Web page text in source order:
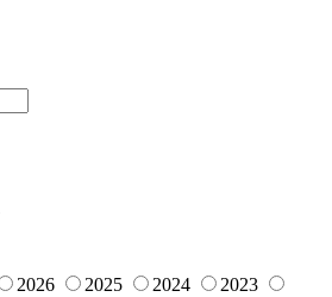
2026 2025 2024
2023